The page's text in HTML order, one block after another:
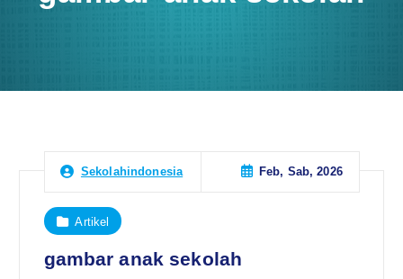
Sekolahindonesia Feb, Sab, 2026
Artikel
gambar anak sekolah